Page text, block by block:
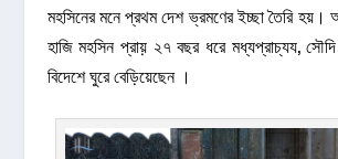
মহসিনের মনে প্রথম দেশ ভ্রমণের ইচ্ছা তৈরি হয়।
হাজি মহসিন প্রায়় ২৭ বছর ধরে মধ্যপ্রাচ্যয,
বিদেশে ঘুরে বেড়িয়েছেন ।